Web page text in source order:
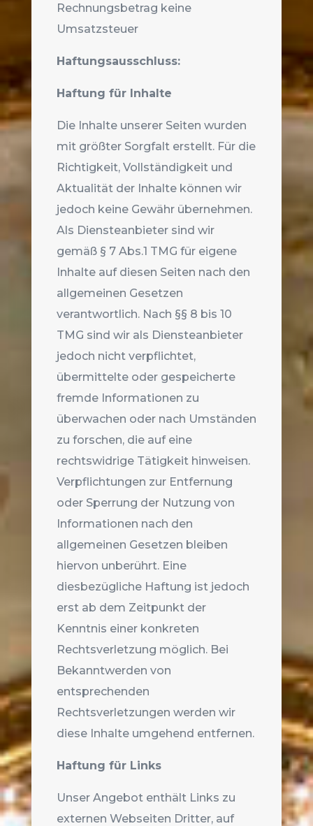
Rechnungsbetrag keine
Umsatzsteuer
Haftungsausschluss:
Haftung für Inhalte
Die Inhalte unserer Seiten wurden
mit größter Sorgfalt erstellt. Für die
Richtigkeit, Vollständigkeit und
Aktualität der Inhalte können wir
jedoch keine Gewähr übernehmen.
Als Diensteanbieter sind wir
gemäß § 7 Abs.1 TMG für eigene
Inhalte auf diesen Seiten nach den
allgemeinen Gesetzen
verantwortlich. Nach §§ 8 bis 10
TMG sind wir als Diensteanbieter
jedoch nicht verpflichtet,
übermittelte oder gespeicherte
fremde Informationen zu
überwachen oder nach Umständen
zu forschen, die auf eine
rechtswidrige Tätigkeit hinweisen.
Verpflichtungen zur Entfernung
oder Sperrung der Nutzung von
Informationen nach den
allgemeinen Gesetzen bleiben
hiervon unberührt. Eine
diesbezügliche Haftung ist jedoch
erst ab dem Zeitpunkt der
Kenntnis einer konkreten
Rechtsverletzung möglich. Bei
Bekanntwerden von
entsprechenden
Rechtsverletzungen werden wir
diese Inhalte umgehend entfernen.
Haftung für Links
Unser Angebot enthält Links zu
externen Webseiten Dritter, auf